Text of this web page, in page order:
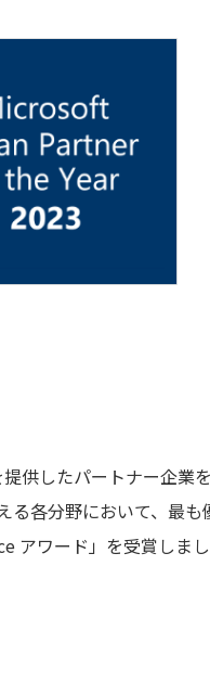
供したパートナー企業を
る各分野において、最も
アワード」を受賞しまし